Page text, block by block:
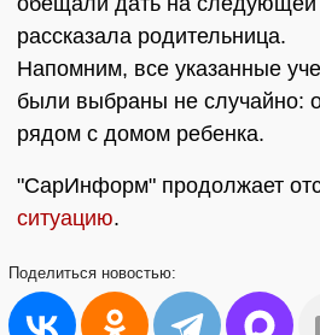
рассказала родительница.
Напомним, все указанные
были выбраны не случайно:
рядом с домом ребенка.
"СарИнформ" продолжает
ситуацию.
Поделиться новостью: